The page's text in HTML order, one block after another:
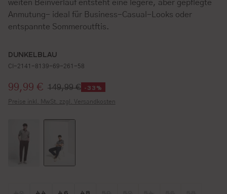
weiten Beinverlauf entsteht eine legere, aber gepflegte
Anmutung- ideal für Business-Casual-Looks oder
entspannte Sommeroutftis.
DUNKELBLAU
CI-2141-8139-69-261-58
Verkaufspreis:
99,99 € 149,99 € -33%
Preise inkl. MwSt. zzgl. Versandkosten
Größe wählen
Größe wählen
44 Größe wählen
46 Größe wählen
48